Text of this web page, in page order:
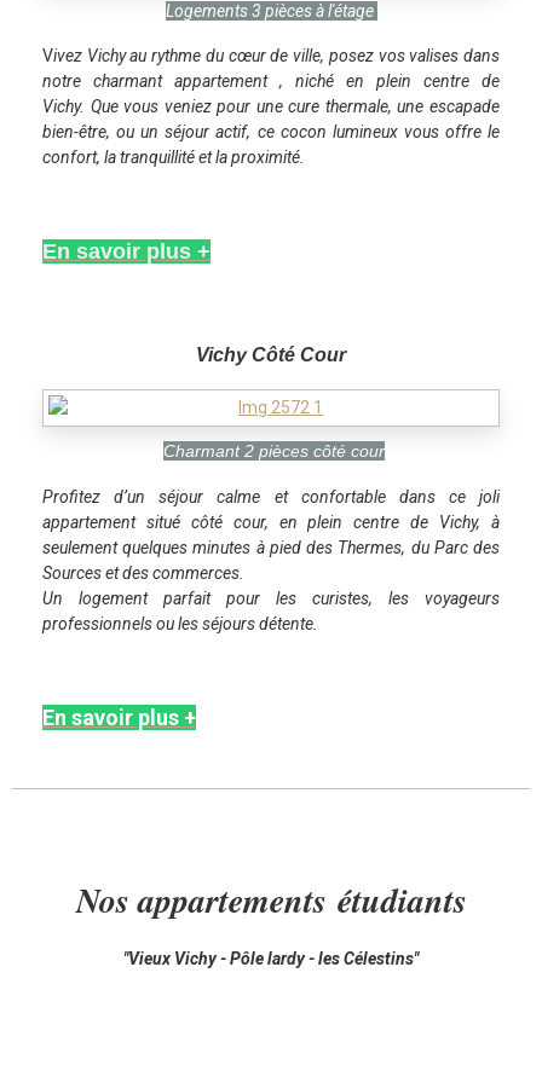
Logements 3 pièces à l'étage
Vivez Vichy au rythme du cœur de ville, posez vos valises dans
notre charmant appartement , niché en plein centre de
Vichy. Que vous veniez pour une cure thermale, une escapade
bien-être, ou un séjour actif, ce cocon lumineux vous offre le
confort, la tranquillité et la proximité.
En savoir plus +
Vichy Côté Cour
Charmant 2 pièces côté cour
Profitez d’un séjour calme et confortable dans ce joli
appartement situé côté cour, en plein centre de Vichy, à
seulement quelques minutes à pied des Thermes, du Parc des
Sources et des commerces.
Un logement parfait pour les curistes, les voyageurs
professionnels ou les séjours détente.
En savoir plus +
Nos appartements étudiants
"Vieux Vichy - Pôle lardy - les Célestins"